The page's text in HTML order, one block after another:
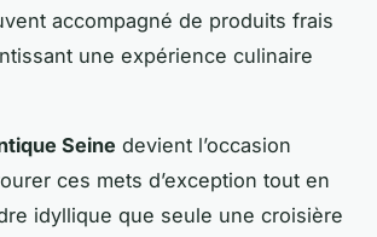
accompagné de produits frais
une expérience culinaire
Seine devient l’occasion
ces mets d’exception tout en
idyllique que seule une croisière